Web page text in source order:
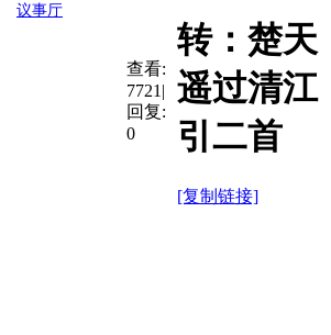
议事厅
查看:
7721 |
回复:
0
转：楚天
遥过清江
引二首
[复制链接]